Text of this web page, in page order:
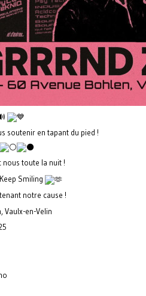
soutenir en tapant du pied !
toute la nuit !
Smiling
notre cause !
Vaulx-en-Velin